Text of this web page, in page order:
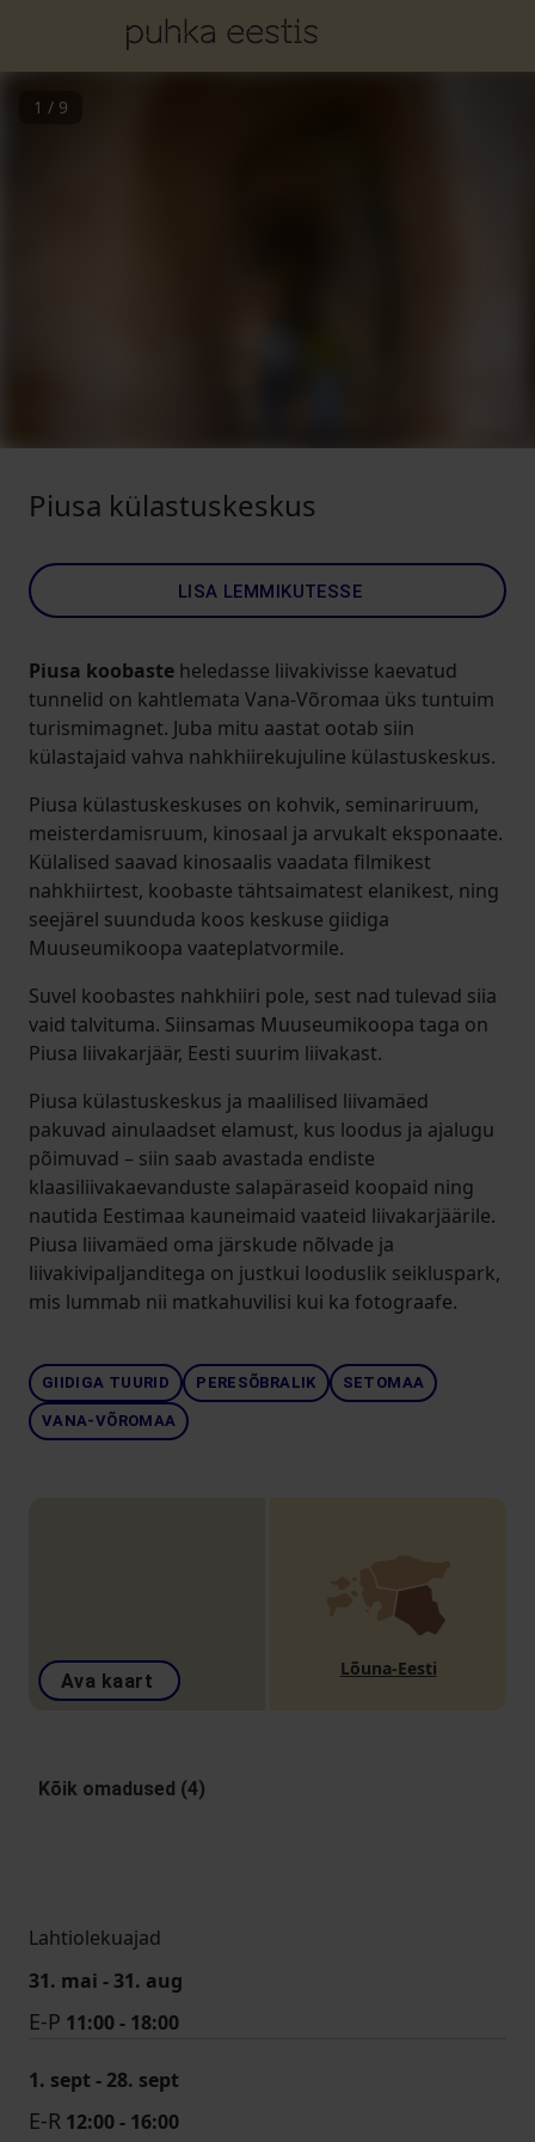
1 / 9
Piusa külastuskeskus
LISA LEMMIKUTESSE
Piusa koobaste heledasse liivakivisse kaevatud
tunnelid on kahtlemata Vana-Võromaa üks tuntuim
turismimagnet. Juba mitu aastat ootab siin
külastajaid vahva nahkhiirekujuline külastuskeskus.
Piusa külastuskeskuses on kohvik, seminariruum,
meisterdamisruum, kinosaal ja arvukalt eksponaate.
Külalised saavad kinosaalis vaadata filmikest
nahkhiirtest, koobaste tähtsaimatest elanikest, ning
seejärel suunduda koos keskuse giidiga
Muuseumikoopa vaateplatvormile.
Suvel koobastes nahkhiiri pole, sest nad tulevad siia
vaid talvituma. Siinsamas Muuseumikoopa taga on
Piusa liivakarjäär, Eesti suurim liivakast.
Piusa külastuskeskus ja maalilised liivamäed
pakuvad ainulaadset elamust, kus loodus ja ajalugu
põimuvad – siin saab avastada endiste
klaasiliivakaevanduste salapäraseid koopaid ning
nautida Eestimaa kauneimaid vaateid liivakarjäärile.
Piusa liivamäed oma järskude nõlvade ja
liivakivipaljanditega on justkui looduslik seikluspark,
mis lummab nii matkahuvilisi kui ka fotograafe.
GIIDIGA TUURID PERESÕBRALIK SETOMAA
VANA-VÕROMAA
Ava kaart
Lõuna-Eesti
Kõik omadused (4)
Lahtiolekuajad
31. mai - 31. aug
E-P 11:00 - 18:00
1. sept - 28. sept
E-R 12:00 - 16:00